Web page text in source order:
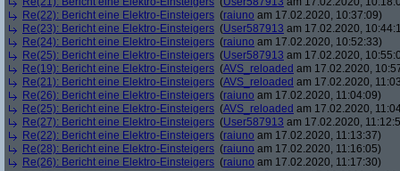
Re(22): Bericht eine Elektro-Einsteigers (raiuno am 17.02.2020, 10:37:09)
Re(23): Bericht eine Elektro-Einsteigers (User587913 am 17.02.2020,
Re(24): Bericht eine Elektro-Einsteigers (raiuno am 17.02.2020, 10:52:33)
Re(25): Bericht eine Elektro-Einsteigers (User587913 am 17.02.2020,
Re(19): Bericht eine Elektro-Einsteigers (AVS_reloaded am 17.02.2020,
Re(21): Bericht eine Elektro-Einsteigers (AVS_reloaded am 17.02.2020,
Re(26): Bericht eine Elektro-Einsteigers (raiuno am 17.02.2020, 11:04:09)
Re(25): Bericht eine Elektro-Einsteigers (AVS_reloaded am 17.02.2020,
Re(27): Bericht eine Elektro-Einsteigers (User587913 am 17.02.2020,
Re(22): Bericht eine Elektro-Einsteigers (raiuno am 17.02.2020, 11:13:37)
Re(28): Bericht eine Elektro-Einsteigers (raiuno am 17.02.2020, 11:16:05)
Re(26): Bericht eine Elektro-Einsteigers (raiuno am 17.02.2020, 11:17:30)